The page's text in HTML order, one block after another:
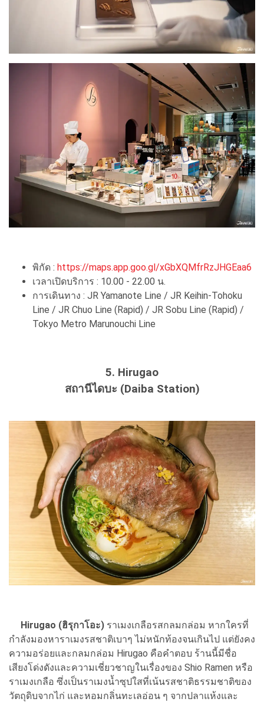
พิกัด : https://maps.app.goo.gl/xGbXQMfrRzJHGEaa6
เวลาเปิดบริการ : 10.00 - 22.00 น.
การเดินทาง : JR Yamanote Line / JR Keihin-Tohoku
Line / JR Chuo Line (Rapid) / JR Sobu Line (Rapid) /
Tokyo Metro Marunouchi Line
5. Hirugao
สถานีไดบะ (Daiba Station)
Hirugao (ฮิรุกาโอะ) ราเมงเกลือรสกลมกล่อม หากใครที่
กำลังมองหาราเมงรสชาติเบาๆ ไม่หนักท้องจนเกินไป แต่ยังคง
ความอร่อยและกลมกล่อม Hirugao คือคำตอบ ร้านนี้มีชื่อ
เสียงโด่งดังและความเชี่ยวชาญในเรื่องของ Shio Ramen หรือ
ราเมงเกลือ ซึ่งเป็นราเมงน้ำซุปใสที่เน้นรสชาติธรรมชาติของ
วัตถุดิบจากไก่ และหอมกลิ่นทะเลอ่อน ๆ จากปลาแห้งและ